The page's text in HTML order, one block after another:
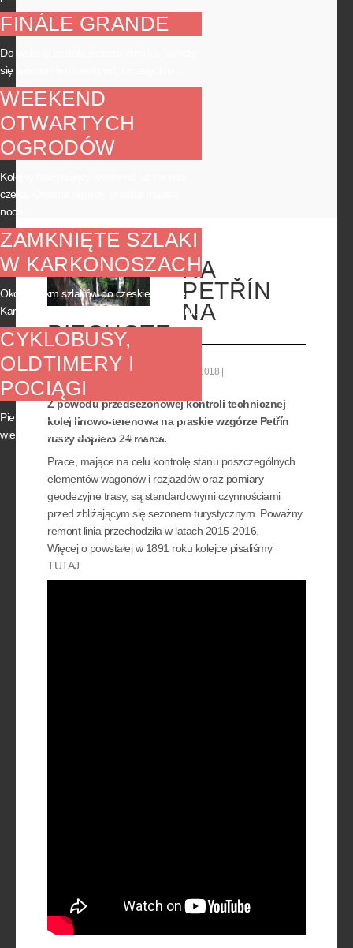
NA
PETŘÍN
NA
PIECHOTĘ
Kategoria:Aktualności 06 marzec 2018
Z powodu przedsezonowej kontroli technicznej
kolej linowo-terenowa na praskie wzgórze Petřín
ruszy dopiero 24 marca.
Prace, mające na celu kontrolę stanu poszczególnych
elementów wagonów i rozjazdów oraz pomiary
geodezyjne trasy, są standardowymi czynnościami
przed zbliżającym się sezonem turystycznym. Poważny
remont linia przechodziła w latach 2015-2016.
Więcej o powstałej w 1891 roku kolejce pisaliśmy
TUTAJ
FINÁLE GRANDE
Do wakacji została jeszcze chwilka, kończy
się wiosna i ten weekend, szczególnie...
WEEKEND
OTWARTYCH
OGRODÓW
Kolejny fascynujący weekend już na nas
czeka. Otwarte ogrody, praskie muzea
nocą...
ZAMKNIĘTE SZLAKI
W KARKONOSZACH
Około 30 km szlaków po czeskiej stronie
Karkonoszy będzie w najbliższych tygodni...
CYKLOBUSY,
OLDTIMERY I
POCIĄGI
Pierwszy czerwcowy weekend przyniesie
wiele wydarzeń, atrakcyjnych nie tylko dla...